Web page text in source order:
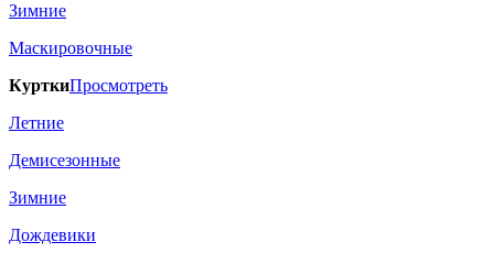
Зимние
Маскировочные
КурткиПросмотреть
Летние
Демисезонные
Зимние
Дождевики